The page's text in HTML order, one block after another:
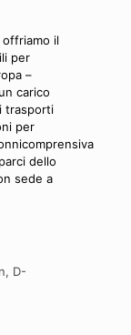
il
per
–
carico
trasporti
per
dello
sede a
D-